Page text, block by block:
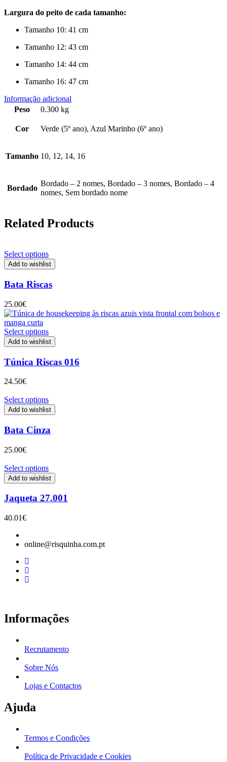
Largura do peito de cada tamanho:
Tamanho 10: 41 cm
Tamanho 12: 43 cm
Tamanho 14: 44 cm
Tamanho 16: 47 cm
Informação adicional
Peso
0.300 kg
Cor Verde (5º ano), Azul Marinho (6º ano)
Tamanho 10, 12, 14, 16
Bordado
Bordado – 2 nomes, Bordado – 3 nomes, Bordado – 4
nomes, Sem bordado nome
Related Products
Select options
Add to wishlist
Bata Riscas
25.00€
Select options
Add to wishlist
Túnica Riscas 016
24.50€
Select options
Add to wishlist
Bata Cinza
25.00€
Select options
Add to wishlist
Jaqueta 27.001
40.01€
online@risquinha.com.pt
Informações
Recrutamento
Sobre Nós
Lojas e Contactos
Ajuda
Termos e Condições
Política de Privacidade e Cookies